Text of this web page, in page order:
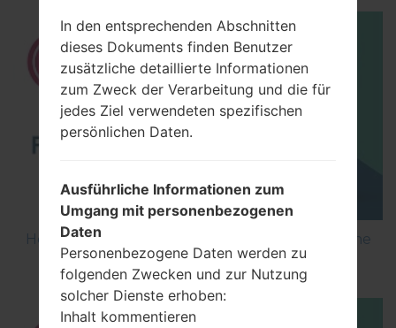
How to Flash Stock Firmware on LG Smartphone
using LG UP?
In den entsprechenden Abschnitten
dieses Dokuments finden Benutzer
zusätzliche detaillierte Informationen
zum Zweck der Verarbeitung und die für
jedes Ziel verwendeten spezifischen
persönlichen Daten.
Ausführliche Informationen zum
Umgang mit personenbezogenen
Daten
Personenbezogene Daten werden zu
folgenden Zwecken und zur Nutzung
solcher Dienste erhoben:
Inhalt kommentieren